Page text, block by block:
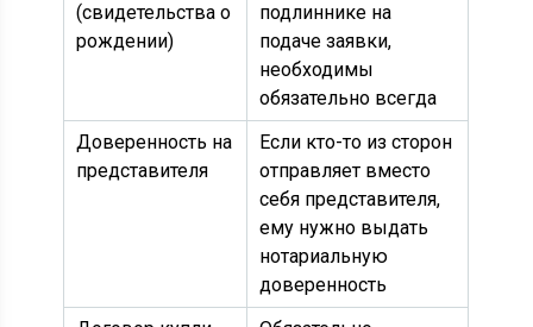
(свидетельства о
рождении)
подлиннике на
подаче заявки,
необходимы
обязательно всегда
Доверенность на
представителя
Если кто-то из сторон
отправляет вместо
себя представителя,
ему нужно выдать
нотариальную
доверенность